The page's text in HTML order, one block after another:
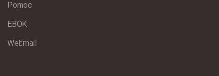
Pomoc
EBOK
Webmail